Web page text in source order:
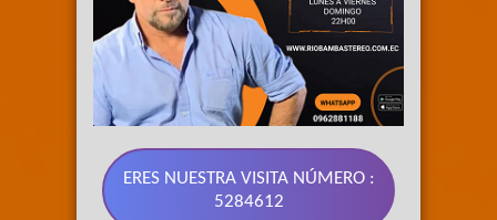
ERES NUESTRA VISITA NÚMERO :
5284612